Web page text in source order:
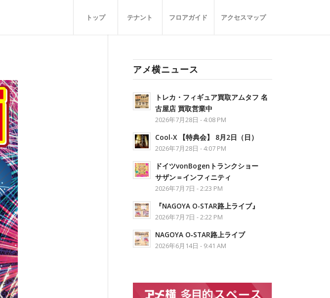
トップ テナント フロアガイド アクセスマップ
アメ横ニュース
トレカ・フィギュア買取アムタフ 名
古屋店 買取営業中
2026年7月28日 - 4:08 PM
Cool-X 【特典会】 8月2日（日）
2026年7月28日 - 4:07 PM
ドイツvonBogenトランクショー
サザン＝インフィニティ
2026年7月7日 - 2:23 PM
『NAGOYA O-STAR路上ライブ』
2026年7月7日 - 2:22 PM
NAGOYA O‐STAR路上ライブ
2026年6月14日 - 9:41 AM